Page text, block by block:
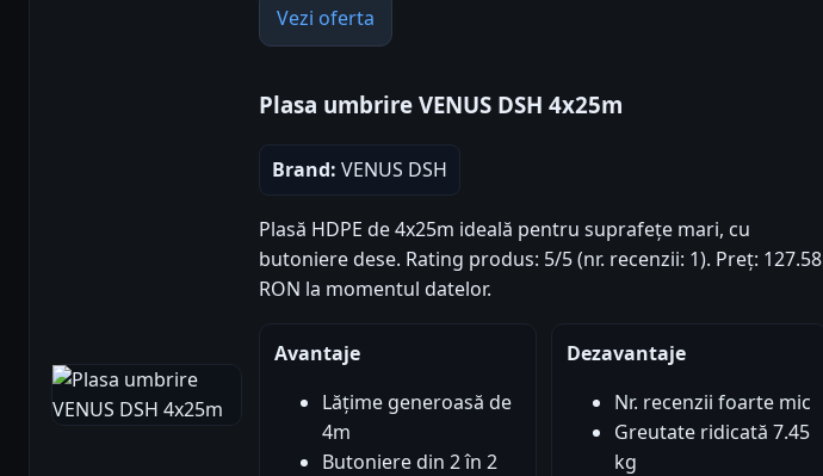
Vezi oferta
Plasa umbrire VENUS DSH 4x25m
Brand: VENUS DSH
Plasă HDPE de 4x25m ideală pentru suprafețe mari, cu
butoniere dese. Rating produs: 5/5 (nr. recenzii: 1). Preț: 127.58
RON la momentul datelor.
Avantaje
Lățime generoasă de
4m
Butoniere din 2 în 2
Dezavantaje
Nr. recenzii foarte mic
Greutate ridicată 7.45
kg